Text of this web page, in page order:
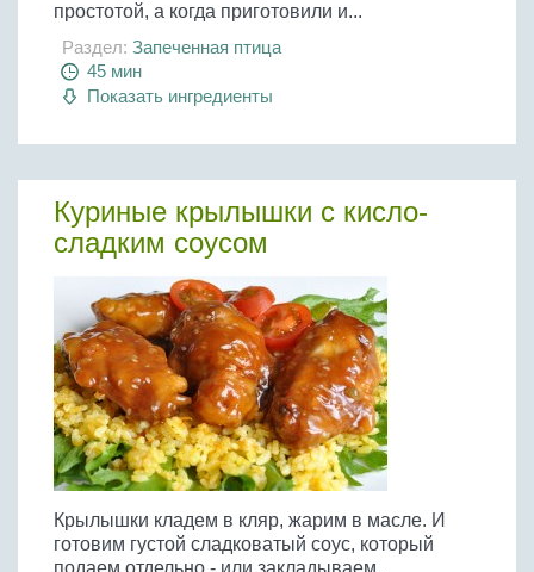
простотой, а когда приготовили и...
Раздел: Запеченная птица
45 мин
Показать ингредиенты
Куриные крылышки с кисло-
сладким соусом
Крылышки кладем в кляр, жарим в масле. И
готовим густой сладковатый соус, который
подаем отдельно - или закладываем...